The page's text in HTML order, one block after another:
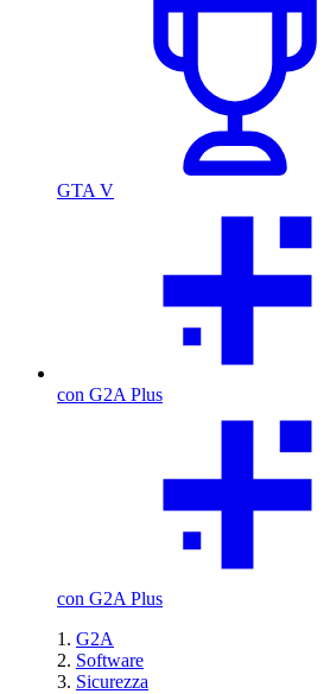
GTA V
con G2A Plus
con G2A Plus
G2A
Software
Sicurezza